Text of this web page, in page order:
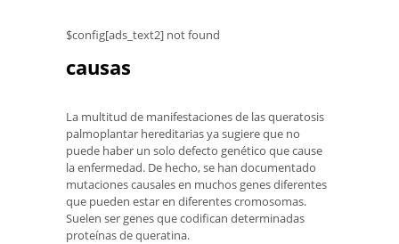
$config[ads_text2] not found
causas
La multitud de manifestaciones de las queratosis
palmoplantar hereditarias ya sugiere que no
puede haber un solo defecto genético que cause
la enfermedad. De hecho, se han documentado
mutaciones causales en muchos genes diferentes
que pueden estar en diferentes cromosomas.
Suelen ser genes que codifican determinadas
proteínas de queratina.